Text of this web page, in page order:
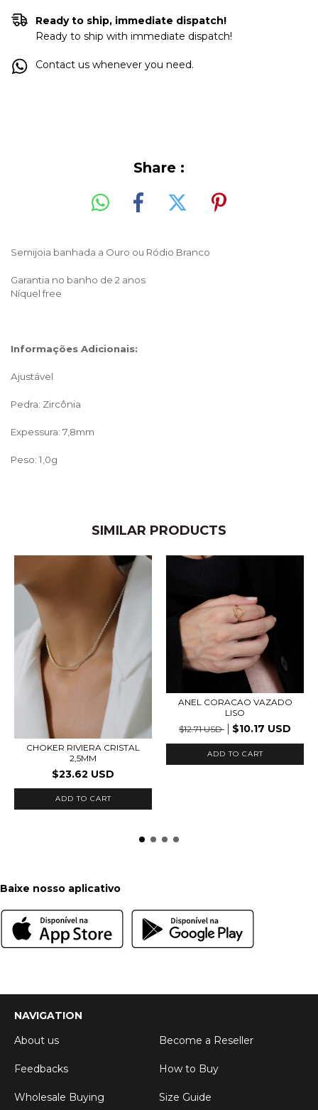
Ready to ship, immediate dispatch!
Ready to ship with immediate dispatch!
Contact us whenever you need.
Share :
Semijoia banhada a Ouro ou Ródio Branco
Garantia no banho de 2 anos
Níquel free
Informações Adicionais:
Ajustável
Pedra: Zircônia
Expessura: 7,8mm
Peso: 1,0g
SIMILAR PRODUCTS
CHOKER RIVIERA CRISTAL
2,5MM
$23.62 USD
ADD TO CART
ANEL CORACAO VAZADO
LISO
$12.71 USD
$10.17 USD
ADD TO CART
Baixe nosso aplicativo
NAVIGATION
About us
Become a Reseller
Feedbacks How to Buy
Wholesale Buying Size Guide